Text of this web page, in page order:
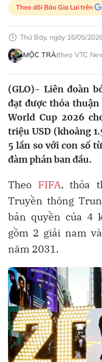
Theo dõi Báo Gia Lai trên
Thứ Bảy, ngày 16/05/
MỘC TRÀ(theo VTC
(GLO)- Liên đoàn
đạt được thỏa
World Cup 2026
triệu USD (khoảng
5 lần so với con số
đàm phán ban đầu.
Theo FIFA, thỏa
Truyền thông
bản quyền của 4
gồm 2 giải nam
năm 2031.